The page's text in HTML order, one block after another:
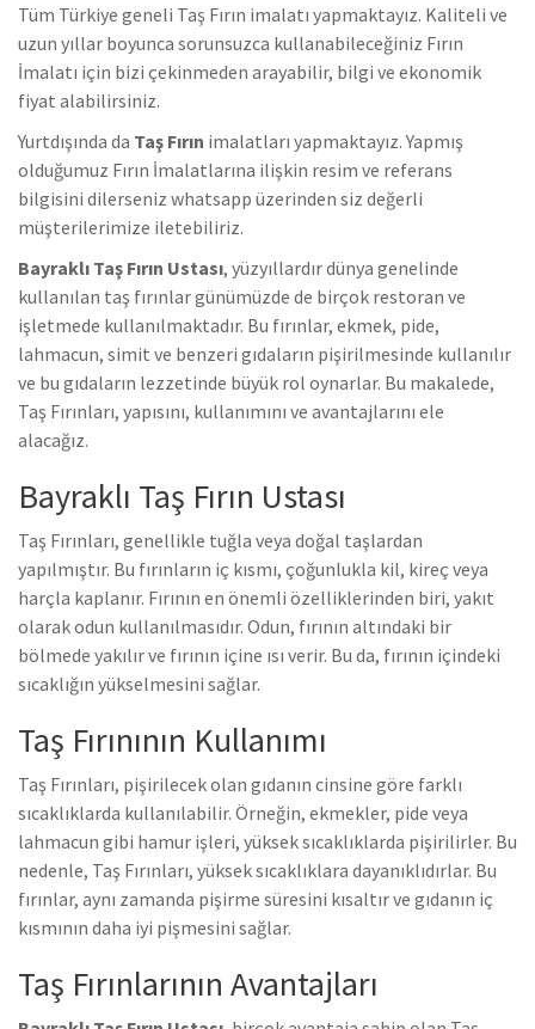
Tüm Türkiye geneli Taş Fırın imalatı yapmaktayız. Kaliteli ve
uzun yıllar boyunca sorunsuzca kullanabileceğiniz Fırın
İmalatı için bizi çekinmeden arayabilir, bilgi ve ekonomik
fiyat alabilirsiniz.
Yurtdışında da Taş Fırın imalatları yapmaktayız. Yapmış
olduğumuz Fırın İmalatlarına ilişkin resim ve referans
bilgisini dilerseniz whatsapp üzerinden siz değerli
müşterilerimize iletebiliriz.
Bayraklı Taş Fırın Ustası, yüzyıllardır dünya genelinde
kullanılan taş fırınlar günümüzde de birçok restoran ve
işletmede kullanılmaktadır. Bu fırınlar, ekmek, pide,
lahmacun, simit ve benzeri gıdaların pişirilmesinde kullanılır
ve bu gıdaların lezzetinde büyük rol oynarlar. Bu makalede,
Taş Fırınları, yapısını, kullanımını ve avantajlarını ele
alacağız.
Bayraklı Taş Fırın Ustası
Taş Fırınları, genellikle tuğla veya doğal taşlardan
yapılmıştır. Bu fırınların iç kısmı, çoğunlukla kil, kireç veya
harçla kaplanır. Fırının en önemli özelliklerinden biri, yakıt
olarak odun kullanılmasıdır. Odun, fırının altındaki bir
bölmede yakılır ve fırının içine ısı verir. Bu da, fırının içindeki
sıcaklığın yükselmesini sağlar.
Taş Fırınının Kullanımı
Taş Fırınları, pişirilecek olan gıdanın cinsine göre farklı
sıcaklıklarda kullanılabilir. Örneğin, ekmekler, pide veya
lahmacun gibi hamur işleri, yüksek sıcaklıklarda pişirilirler. Bu
nedenle, Taş Fırınları, yüksek sıcaklıklara dayanıklıdırlar. Bu
fırınlar, aynı zamanda pişirme süresini kısaltır ve gıdanın iç
kısmının daha iyi pişmesini sağlar.
Taş Fırınlarının Avantajları